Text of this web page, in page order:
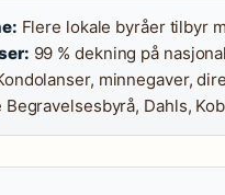
Flere lokale byråer tilbyr
99 % dekning på
minnegaver,
Begravelsesbyrå, Dahls,